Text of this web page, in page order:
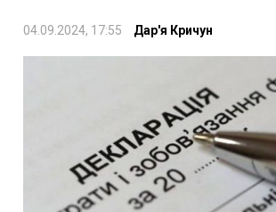
04.09.2024, 17:55 Дар'я Кричун